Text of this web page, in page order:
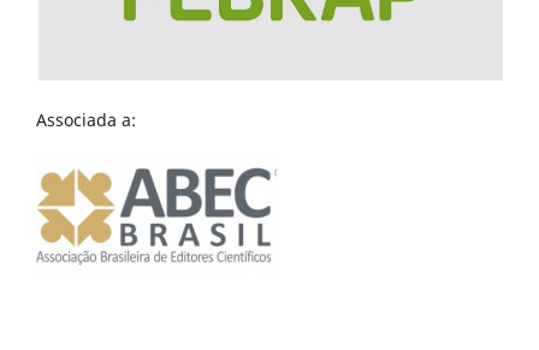
Associada a: